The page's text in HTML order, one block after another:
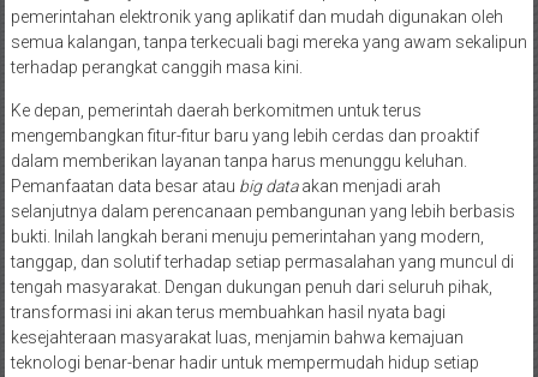
pemerintahan elektronik yang aplikatif dan mudah digunakan oleh
semua kalangan, tanpa terkecuali bagi mereka yang awam sekalipun
terhadap perangkat canggih masa kini.
Ke depan, pemerintah daerah berkomitmen untuk terus
mengembangkan fitur-fitur baru yang lebih cerdas dan proaktif
dalam memberikan layanan tanpa harus menunggu keluhan.
Pemanfaatan data besar atau big dataakan menjadi arah
selanjutnya dalam perencanaan pembangunan yang lebih berbasis
bukti. Inilah langkah berani menuju pemerintahan yang modern,
tanggap, dan solutif terhadap setiap permasalahan yang muncul di
tengah masyarakat. Dengan dukungan penuh dari seluruh pihak,
transformasi ini akan terus membuahkan hasil nyata bagi
kesejahteraan masyarakat luas, menjamin bahwa kemajuan
teknologi benar-benar hadir untuk mempermudah hidup setiap